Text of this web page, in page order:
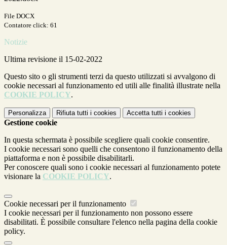
File DOCX
Contatore click: 61
Notizie
Ultima revisione il 15-02-2022
Questo sito o gli strumenti terzi da questo utilizzati si avvalgono di
cookie necessari al funzionamento ed utili alle finalità illustrate nella
COOKIE POLICY.
Personalizza Rifiuta tutti i cookies Accetta tutti i cookies
Gestione cookie
In questa schermata è possibile scegliere quali cookie consentire.
I cookie necessari sono quelli che consentono il funzionamento della
piattaforma e non è possibile disabilitarli.
Per conoscere quali sono i cookie necessari al funzionamento potete
visionare la COOKIE POLICY.
Cookie necessari per il funzionamento
I cookie necessari per il funzionamento non possono essere
disabilitati. È possibile consultare l'elenco nella pagina della cookie
policy.